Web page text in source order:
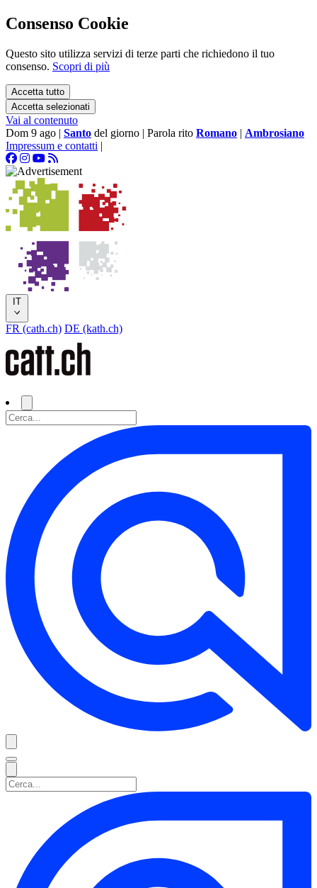
Consenso Cookie
Questo sito utilizza servizi di terze parti che richiedono il tuo
consenso. Scopri di più
Accetta tutto
Accetta selezionati
Vai al contenuto
Dom 9 ago | Santo del giorno | Parola rito Romano | Ambrosiano
Impressum e contatti |
IT
FR (cath.ch) DE (kath.ch)